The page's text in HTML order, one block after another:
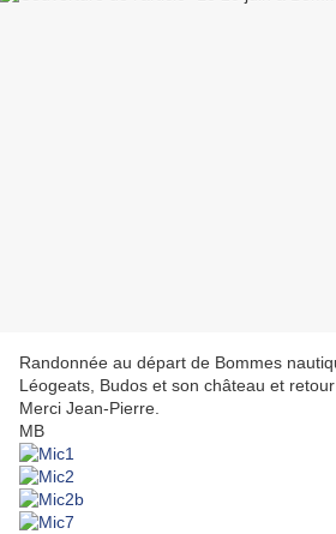
Randonnée au départ de Bommes
Léogeats, Budos et son château et
Merci Jean-Pierre.
MB